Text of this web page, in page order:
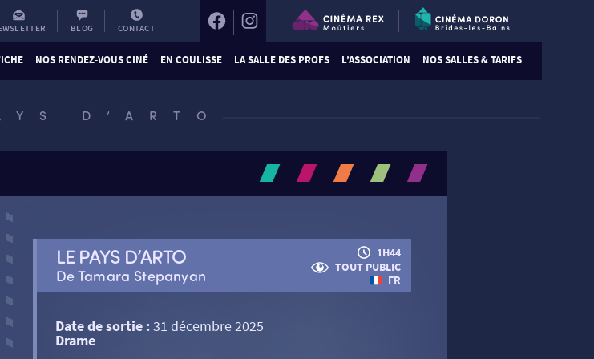
BLOG CONTACT
NOS RENDEZ-VOUS CINÉ EN COULISSE LA SALLE DES PROFS L’ASSOCIATION NOS SALLES & TARIFS
D’ARTO
LE PAYS D’ARTO
De Tamara Stepanyan
1H44
TOUT PUBLIC
FR
Date de sortie :31 décembre 2025
Drame